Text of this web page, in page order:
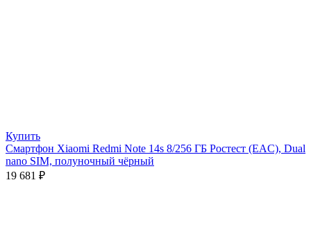
Купить
Смартфон Xiaomi Redmi Note 14s 8/256 ГБ Ростест (EAC), Dual
nano SIM, полуночный чёрный
19 681 ₽